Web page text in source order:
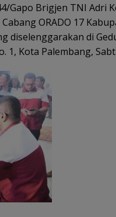
Gapo Brigjen TNI Adri
ORADO 17
diselenggarakan di
1, Kota Palembang,